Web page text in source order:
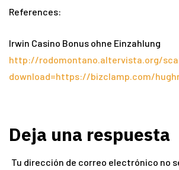
References:
Irwin Casino Bonus ohne Einzahlung
http://rodomontano.altervista.org/
download=https://bizclamp.com/
Deja una respuesta
Tu dirección de correo electrónico no